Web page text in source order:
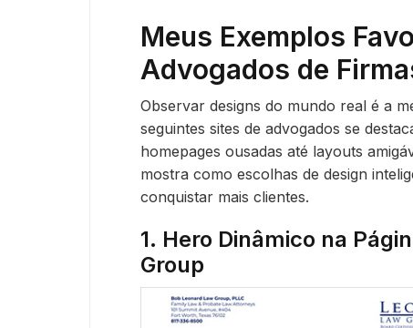
Meus Exemplos
Advogados de
Observar designs do mundo real é a
seguintes sites de advogados se
homepages ousadas até layouts
mostra como escolhas de design
conquistar mais clientes.
1. Hero Dinâmico na
Group